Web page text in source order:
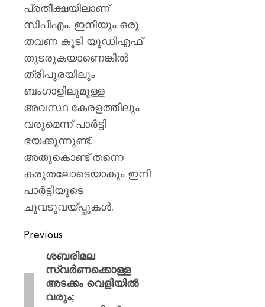
പ്രതീക്ഷയിലാണ്
സിപിഎം. ഇനിയും ഒരു
തവണ കൂടി യുഡിഎഫ്
തുടരുകയാണെങ്കില്‍
ത്രിപുരയിലും
ബംഗാളിലുമുള്ള
അവസ്ഥ കേരളത്തിലും
വരുമെന്ന് പാര്‍ട്ടി
ഭയക്കുന്നുണ്ട്.
അതുകൊണ്ട് തന്നെ
കരുതലോടെയാകും ഇനി
പാര്‍ട്ടിയുടെ
ചുവടുവയ്പ്പുകള്‍.
Previous
ശബരിമല
സ്വര്‍ണക്കൊള്ള
അടക്കം വെളിയില്‍
വരും;